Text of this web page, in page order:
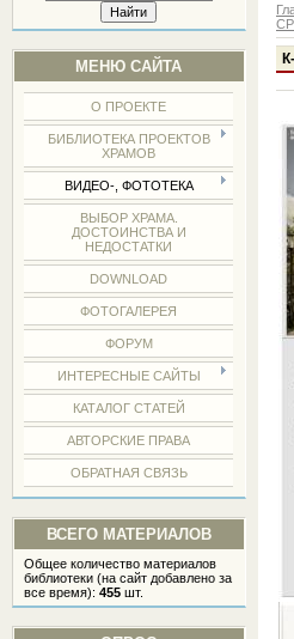
МЕНЮ САЙТА
О ПРОЕКТЕ
БИБЛИОТЕКА ПРОЕКТОВ
ХРАМОВ
ВИДЕО-, ФОТОТЕКА
ВЫБОР ХРАМА.
ДОСТОИНСТВА И
НЕДОСТАТКИ
DOWNLOAD
ФОТОГАЛЕРЕЯ
ФОРУМ
ИНТЕРЕСНЫЕ САЙТЫ
КАТАЛОГ СТАТЕЙ
АВТОРСКИЕ ПРАВА
ОБРАТНАЯ СВЯЗЬ
ВСЕГО МАТЕРИАЛОВ
Общее количество материалов
библиотеки (на сайт добавлено за
все время):455 шт.